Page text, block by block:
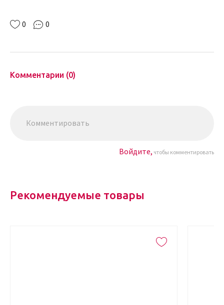
0 0
Комментарии (0)
Войдите, чтобы комментировать
Рекомендуемые товары